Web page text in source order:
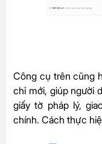
Công cụ trên cũng
chỉ mới, giúp người
giấy tờ pháp lý,
chính. Cách thực